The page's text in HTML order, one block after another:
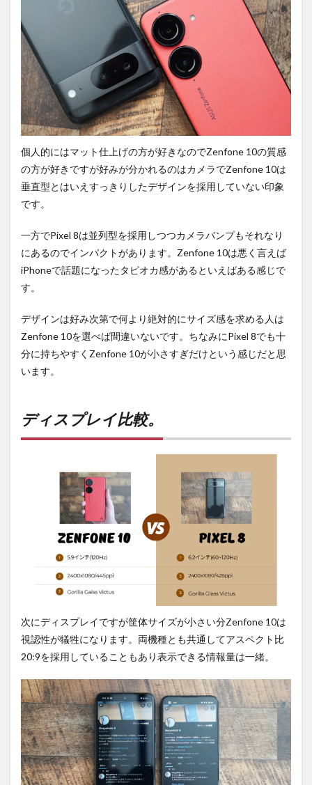
広角
(低照
度)で
撮
影。
4.7
(低照
度)で
5
まと
め。
は待
ち時
手数
料不
ンシ
個人的にはマット仕上げの方が好きなのでZenfone 10の質感
の方が好きですが好みが分かれるのはカメラでZenfone 10は
垂直型とはいえすっきりしたデザインを採用していない印象
です。
一方でPixel 8は並列型を採用しつつカメラバンプもそれなり
にあるのでインパクトがあります。Zenfone 10は悪く言えば
iPhoneで話題になったタピオカ感があるといえばある感じで
す。
デザインは好み次第で何より絶対的にサイズ感を求める人は
Zenfone 10を選べば間違いないです。ちなみにPixel 8でも十
分に持ちやすくZenfone 10が小さすぎだけという感じだと思
います。
ディスプレイ比較。
次にディスプレイですが筐体サイズが小さい分Zenfone 10は
視認性が犠牲になります。両機種とも共通してアスペクト比
20:9を採用していることもあり表示できる情報量は一緒。